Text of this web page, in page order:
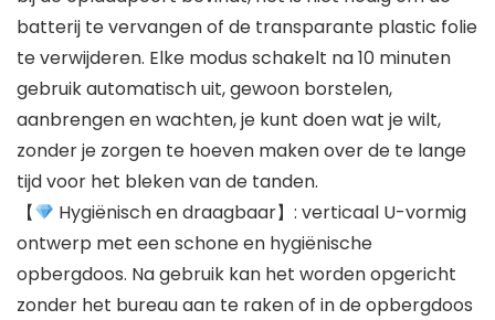
batterij te vervangen of de transparante plastic folie
te verwijderen. Elke modus schakelt na 10 minuten
gebruik automatisch uit, gewoon borstelen,
aanbrengen en wachten, je kunt doen wat je wilt,
zonder je zorgen te hoeven maken over de te lange
tijd voor het bleken van de tanden.
【
Hygiënisch en draagbaar】: verticaal U-vormig
ontwerp met een schone en hygiënische
opbergdoos. Na gebruik kan het worden opgericht
zonder het bureau aan te raken of in de opbergdoos